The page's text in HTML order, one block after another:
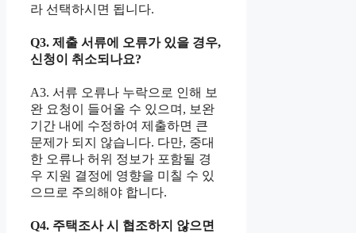
라 선택하시면 됩니다.
Q3. 제출 서류에 오류가 있을 경우,
신청이 취소되나요?
A3. 서류 오류나 누락으로 인해 보
완 요청이 들어올 수 있으며, 보완
기간 내에 수정하여 제출하면 큰
문제가 되지 않습니다. 다만, 중대
한 오류나 허위 정보가 포함될 경
우 지원 결정에 영향을 미칠 수 있
으므로 주의해야 합니다.
Q4. 주택조사 시 협조하지 않으면